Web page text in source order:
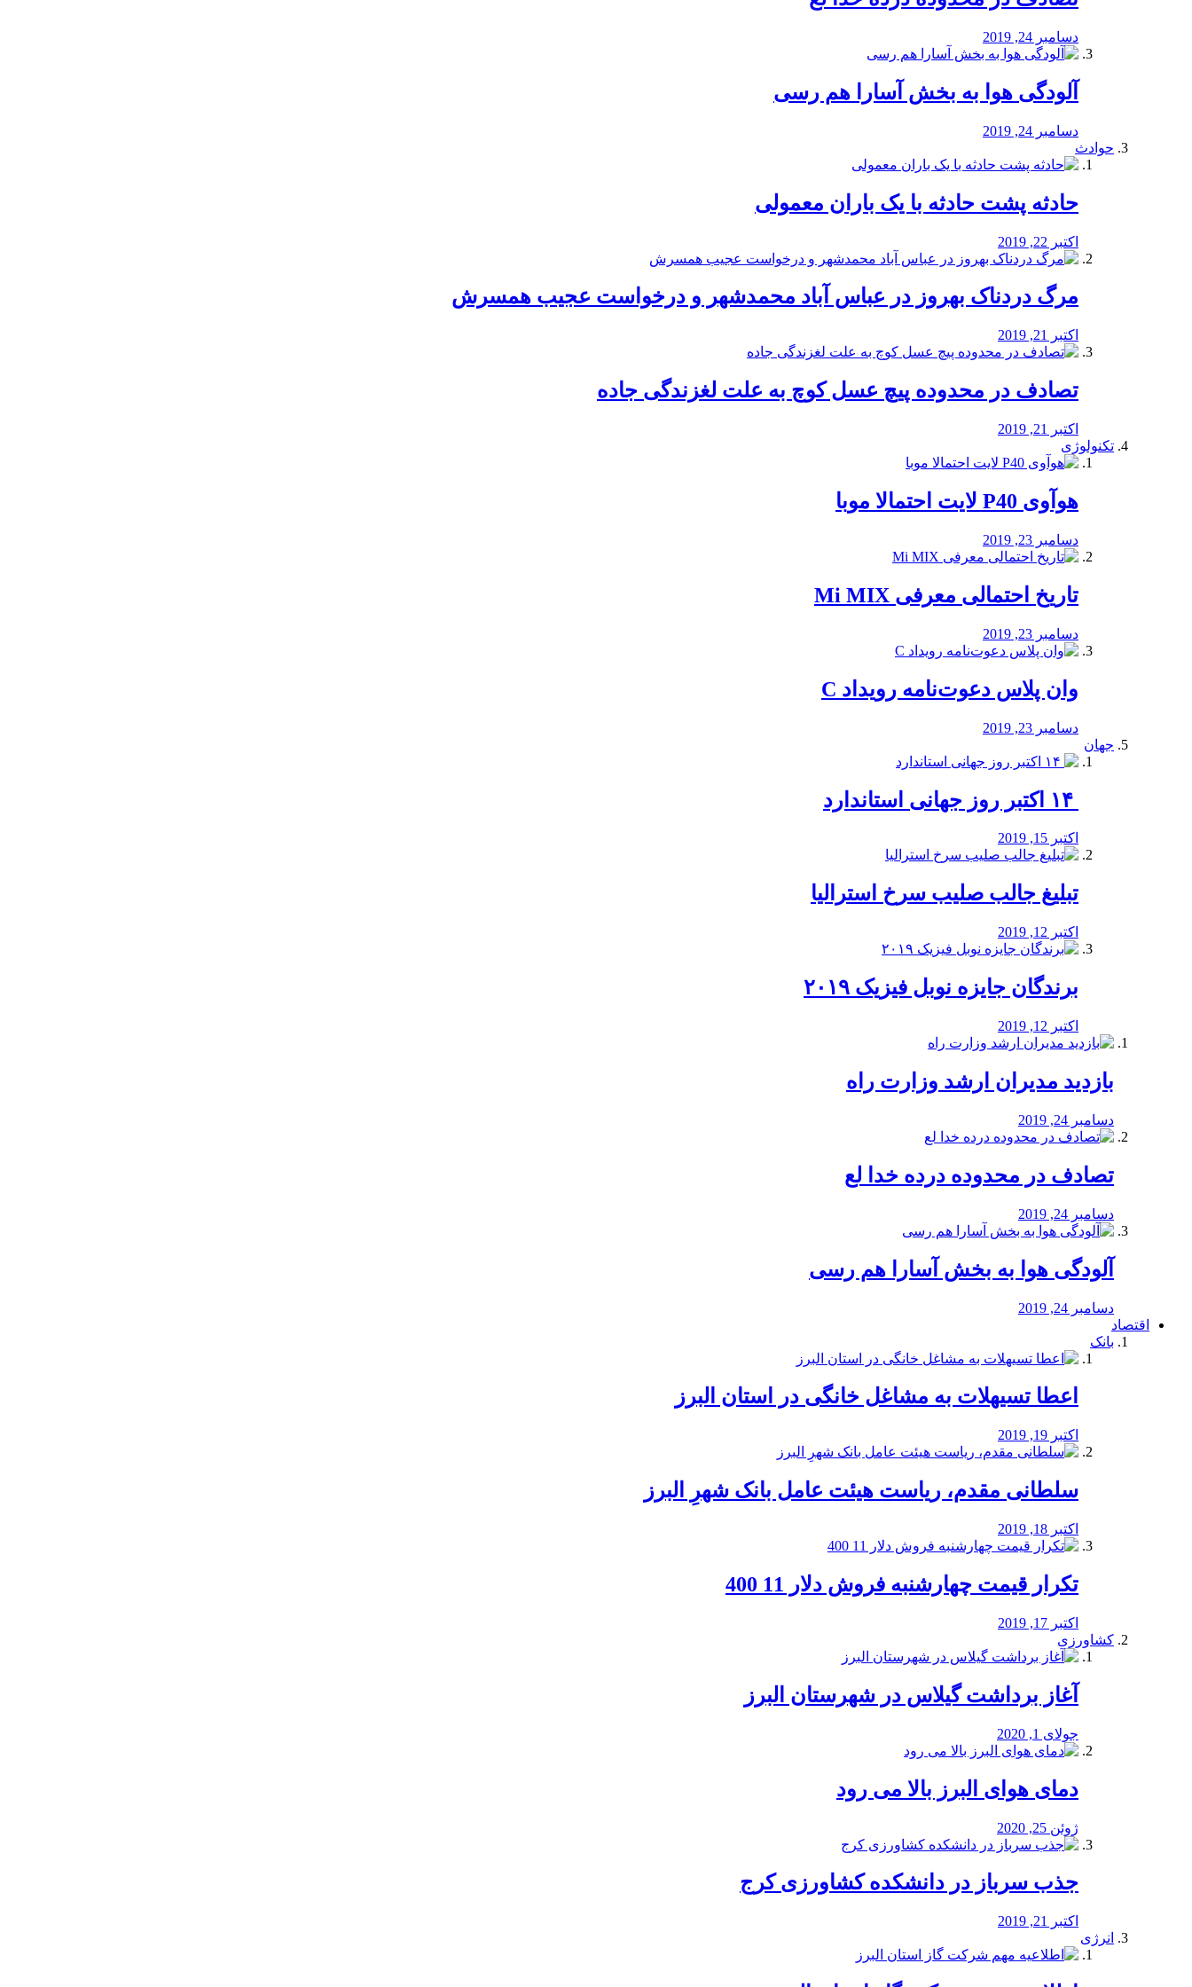
دسامبر 24, 2019
آلودگی هوا به بخش آسارا هم رسی
دسامبر 24, 2019
حوادث
️حادثه پشت حادثه با یک باران معمولی
اکتبر 22, 2019
مرگ دردناک بهروز در عباس آباد محمدشهر و درخواست عجیب همسرش
اکتبر 21, 2019
تصادف در محدوده پیچ عسل کوچ به علت لغزندگی جاده
اکتبر 21, 2019
تکنولوژی
هوآوی P40 لایت احتمالا موبا
دسامبر 23, 2019
تاریخ احتمالی معرفی Mi MIX
دسامبر 23, 2019
وان پلاس دعوت‌نامه رویداد C
دسامبر 23, 2019
جهان
اکتبر 15, 2019
تبلیغ جالب صلیب سرخ استرالیا
اکتبر 12, 2019
برندگان جایزه نوبل فیزیک ۲۰۱۹
اکتبر 12, 2019
بازدید مدیران ارشد وزارت راه
دسامبر 24, 2019
تصادف در محدوده درده خدا لع
دسامبر 24, 2019
آلودگی هوا به بخش آسارا هم رسی
دسامبر 24, 2019
اقتصاد
بانک
️اعطا تسیهلات به مشاغل خانگی در استان البرز
اکتبر 19, 2019
سلطانی مقدم، ریاست هیئت عامل بانک شهرِ البرز
اکتبر 18, 2019
تکرار قیمت چهارشنبه فروش دلار 11 400
اکتبر 17, 2019
کشاورزی
آغاز برداشت گیلاس در شهرستان البرز
جولای 1, 2020
دمای هوای البرز بالا می رود
ژوئن 25, 2020
جذب سرباز در دانشکده کشاورزی کرج
اکتبر 21, 2019
انرژی